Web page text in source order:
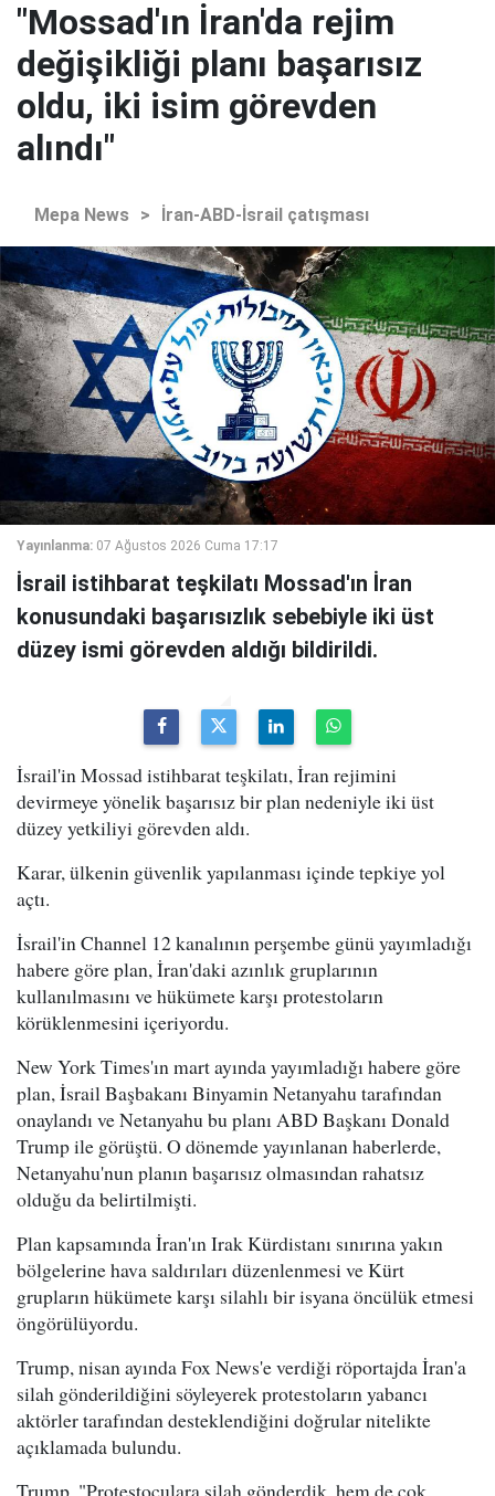
"Mossad'ın İran'da rejim
değişikliği planı başarısız
oldu, iki isim görevden
alındı"
Mepa News > İran-ABD-İsrail çatışması
Yayınlanma: 07 Ağustos 2026 Cuma 17:17
İsrail istihbarat teşkilatı Mossad'ın İran
konusundaki başarısızlık sebebiyle iki üst
düzey ismi görevden aldığı bildirildi.
İsrail'in Mossad istihbarat teşkilatı, İran rejimini
devirmeye yönelik başarısız bir plan nedeniyle iki üst
düzey yetkiliyi görevden aldı.
Karar, ülkenin güvenlik yapılanması içinde tepkiye yol
açtı.
İsrail'in Channel 12 kanalının perşembe günü yayımladığı
habere göre plan, İran'daki azınlık gruplarının
kullanılmasını ve hükümete karşı protestoların
körüklenmesini içeriyordu.
New York Times'ın mart ayında yayımladığı habere göre
plan, İsrail Başbakanı Binyamin Netanyahu tarafından
onaylandı ve Netanyahu bu planı ABD Başkanı Donald
Trump ile görüştü. O dönemde yayınlanan haberlerde,
Netanyahu'nun planın başarısız olmasından rahatsız
olduğu da belirtilmişti.
Plan kapsamında İran'ın Irak Kürdistanı sınırına yakın
bölgelerine hava saldırıları düzenlenmesi ve Kürt
grupların hükümete karşı silahlı bir isyana öncülük etmesi
öngörülüyordu.
Trump, nisan ayında Fox News'e verdiği röportajda İran'a
silah gönderildiğini söyleyerek protestoların yabancı
aktörler tarafından desteklendiğini doğrular nitelikte
açıklamada bulundu.
Trump, "Protestoculara silah gönderdik, hem de çok